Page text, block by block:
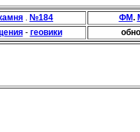
. №184 ФМ.
- геовики